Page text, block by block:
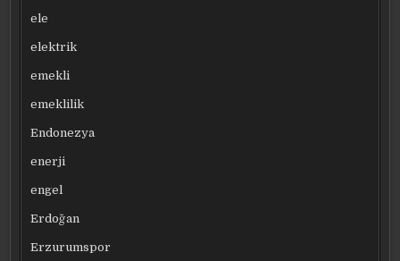
ele
elektrik
emekli
emeklilik
Endonezya
enerji
engel
Erdoğan
Erzurumspor